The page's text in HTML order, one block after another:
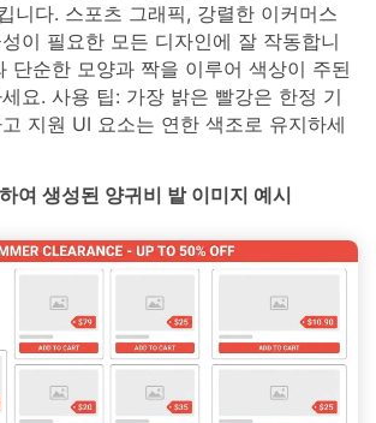
니다. 스포츠 그래픽, 강렬한 이커머스
이 필요한 모든 디자인에 잘 작동합니
단순한 모양과 짝을 이루어 색상이 주된
요. 사용 팁: 가장 밝은 빨강은 한정 기
지원 UI 요소는 연한 색조로 유지하세
여 생성된 양귀비 밭 이미지 예시